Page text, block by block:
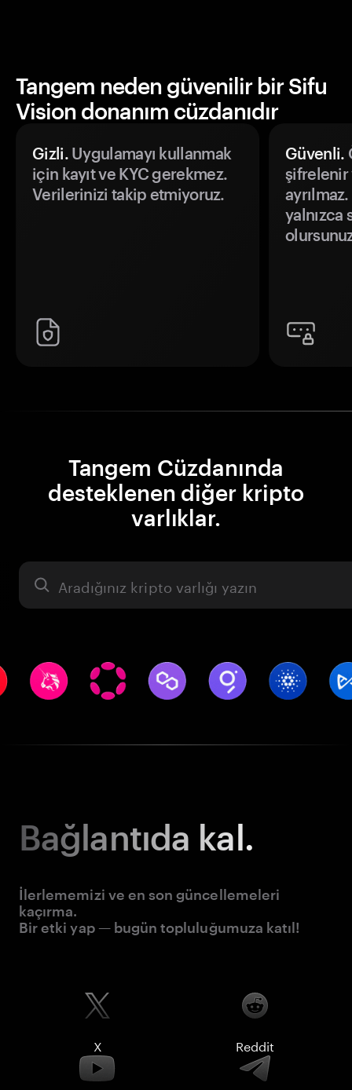
Tangem neden güvenilir bir Sifu
Vision donanım cüzdanıdır
Gizli.Uygulamayı kullanmak
için kayıt ve KYC gerekmez.
Verilerinizi takip etmiyoruz.
Güvenli.
şifrelenir
yalnızca
Tangem Cüzdanında
desteklenen diğer kripto
varlıklar.
Varlık
Bağlantıda kal.
İlerlememizi ve en son güncellemeleri
kaçırma.
Bir etki yap — bugün topluluğumuza katıl!
X Reddit